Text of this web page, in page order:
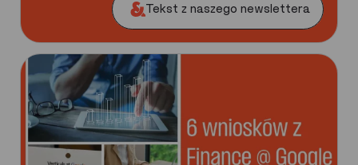
Tekst z naszego newslettera